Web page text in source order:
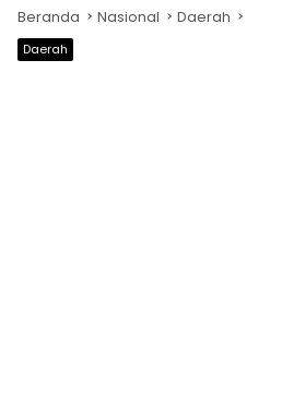
Beranda Nasional Daerah
Daerah